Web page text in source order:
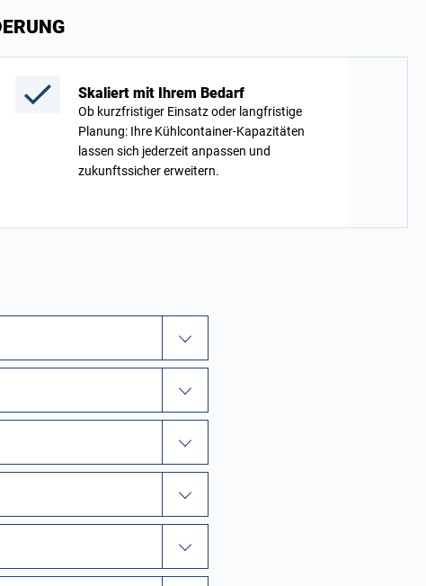
Skaliert mit Ihrem Bedarf
Ob kurzfristiger Einsatz oder langfristige
Planung: Ihre Kühlcontainer-Kapazitäten
lassen sich jederzeit anpassen und
zukunftssicher erweitern.